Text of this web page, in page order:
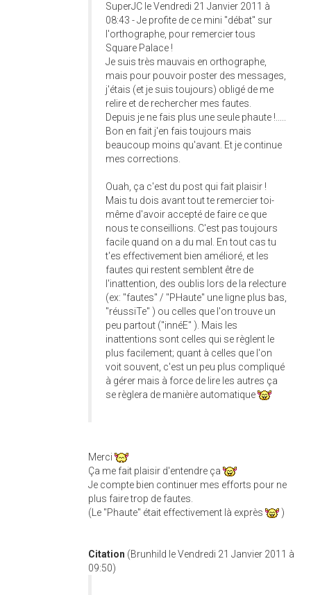
SuperJC le Vendredi 21 Janvier 2011 à
08:43 - Je profite de ce mini "débat" sur
l'orthographe, pour remercier tous
Square Palace !
Je suis très mauvais en orthographe,
mais pour pouvoir poster des messages,
j'étais (et je suis toujours) obligé de me
relire et de rechercher mes fautes.
Depuis je ne fais plus une seule phaute !.....
Bon en fait j'en fais toujours mais
beaucoup moins qu'avant. Et je continue
mes corrections.
Ouah, ça c'est du post qui fait plaisir !
Mais tu dois avant tout te remercier toi-
même d'avoir accepté de faire ce que
nous te conseillions. C'est pas toujours
facile quand on a du mal. En tout cas tu
t'es effectivement bien amélioré, et les
fautes qui restent semblent être de
l'inattention, des oublis lors de la relecture
(ex: "fautes" / "PHaute" une ligne plus bas,
"réussiTe" ) ou celles que l'on trouve un
peu partout ("innéE" ). Mais les
inattentions sont celles qui se règlent le
plus facilement; quant à celles que l'on
voit souvent, c'est un peu plus compliqué
à gérer mais à force de lire les autres ça
se règlera de manière automatique
Merci
Ça me fait plaisir d'entendre ça
Je compte bien continuer mes efforts pour ne
plus faire trop de fautes.
(Le "Phaute" était effectivement là exprès
)
Citation (Brunhild le Vendredi 21 Janvier 2011 à
09:50)